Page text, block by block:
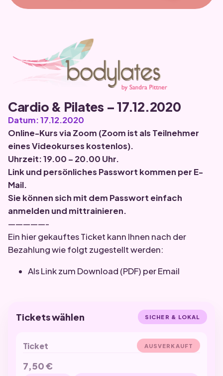
Cardio & Pilates – 17.12.2020
Datum: 17.12.2020
Online-Kurs via Zoom (Zoom ist als Teilnehmer
eines Videokurses kostenlos).
Uhrzeit: 19.00 – 20.00 Uhr.
Link und persönliches Passwort kommen per E-
Mail.
Sie können sich mit dem Passwort einfach
anmelden und mittrainieren.
—————-
Ein hier gekauftes Ticket kann Ihnen nach der
Bezahlung wie folgt zugestellt werden:
Als Link zum Download (PDF) per Email
Tickets wählen SICHER & LOKAL
Ticket AUSVERKAUFT
7,50€